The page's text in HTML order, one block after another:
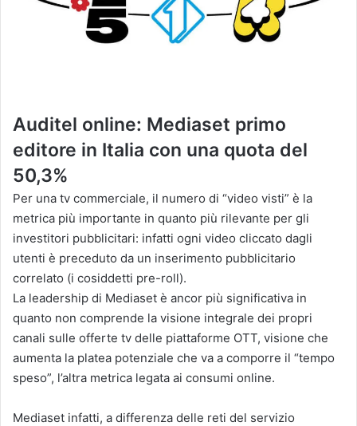
Auditel online: Mediaset primo
editore in Italia con una quota del
50,3%
Per una tv commerciale, il numero di “video visti” è la
metrica più importante in quanto più rilevante per gli
investitori pubblicitari: infatti ogni video cliccato dagli
utenti è preceduto da un inserimento pubblicitario
correlato (i cosiddetti pre-roll).
La leadership di Mediaset è ancor più significativa in
quanto non comprende la visione integrale dei propri
canali sulle offerte tv delle piattaforme OTT, visione che
aumenta la platea potenziale che va a comporre il “tempo
speso”, l’altra metrica legata ai consumi online.
Mediaset infatti, a differenza delle reti del servizio